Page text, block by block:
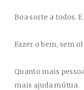
Boa sorte a todos.
Fazer o bem, sem
Quanto mais
mais ajuda mútua.